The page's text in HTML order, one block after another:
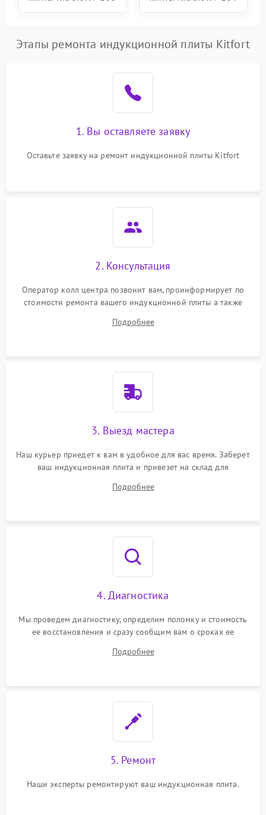
Этапы ремонта индукционной плиты Kitfort
1. Вы оставляете заявку
Оставьте заявку на ремонт индукционной плиты Kitfort
2. Консультация
Оператор колл центра позвонит вам, проинформирует по
стоимости ремонта вашего индукционной плиты а также
Подробнее
3. Выезд мастера
Наш курьер приедет к вам в удобное для вас время. Заберет
ваш индукционная плита и привезет на склад для
Подробнее
4. Диагностика
Мы проведем диагностику, определим поломку и стоимость
ее восстановления и сразу сообщим вам о сроках ее
Подробнее
5. Ремонт
Наши эксперты ремонтируют ваш индукционная плита.